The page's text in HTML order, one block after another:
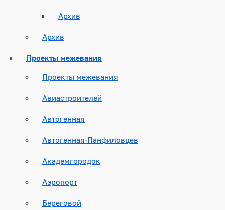
Архив
Архив
Проекты межевания
Проекты межевания
Авиастроителей
Автогенная
Автогенная-Панфиловцев
Академгородок
Аэропорт
Береговой